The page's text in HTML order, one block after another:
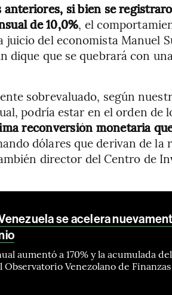
anteriores, si bien se
de 10,0%, el
juicio del economista Manuel
dique que se quebrará con
sobrevaluado, según
podría estar en el orden de
reconversión monetaria
dólares que derivan de la
director del Centro de
se acelera
aumentó a 170% y la acumulada
Observatorio Venezolano de Finanzas